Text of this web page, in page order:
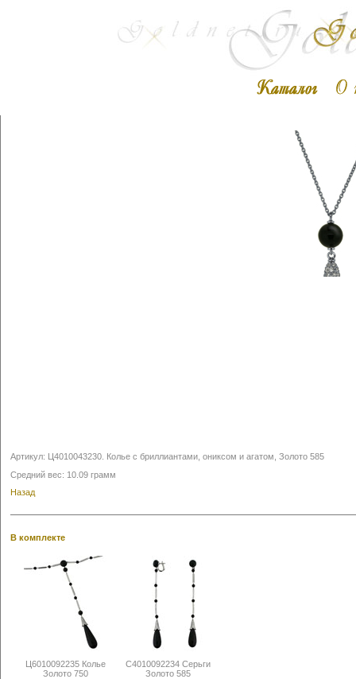
Артикул: Ц4010043230 Колье с бриллиантами, ониксом и агатом, Золото 585
Средний вес: 10.09 грамм
Назад
В комплекте
Ц6010092235 Колье
Золото 750
С4010092234 Серьги
Золото 585